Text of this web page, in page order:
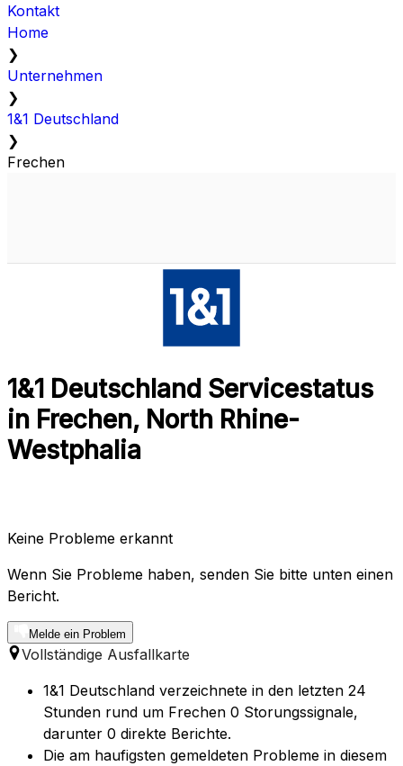
Kontakt
Home
❯
Unternehmen
❯
1&1 Deutschland
❯
Frechen
1&1 Deutschland Servicestatus
in Frechen, North Rhine-
Westphalia
Keine Probleme erkannt
Wenn Sie Probleme haben, senden Sie bitte unten einen
Bericht.
Melde ein Problem
Vollständige Ausfallkarte
1&1 Deutschland verzeichnete in den letzten 24
Stunden rund um Frechen 0 Storungssignale,
darunter 0 direkte Berichte.
Die am haufigsten gemeldeten Probleme in diesem